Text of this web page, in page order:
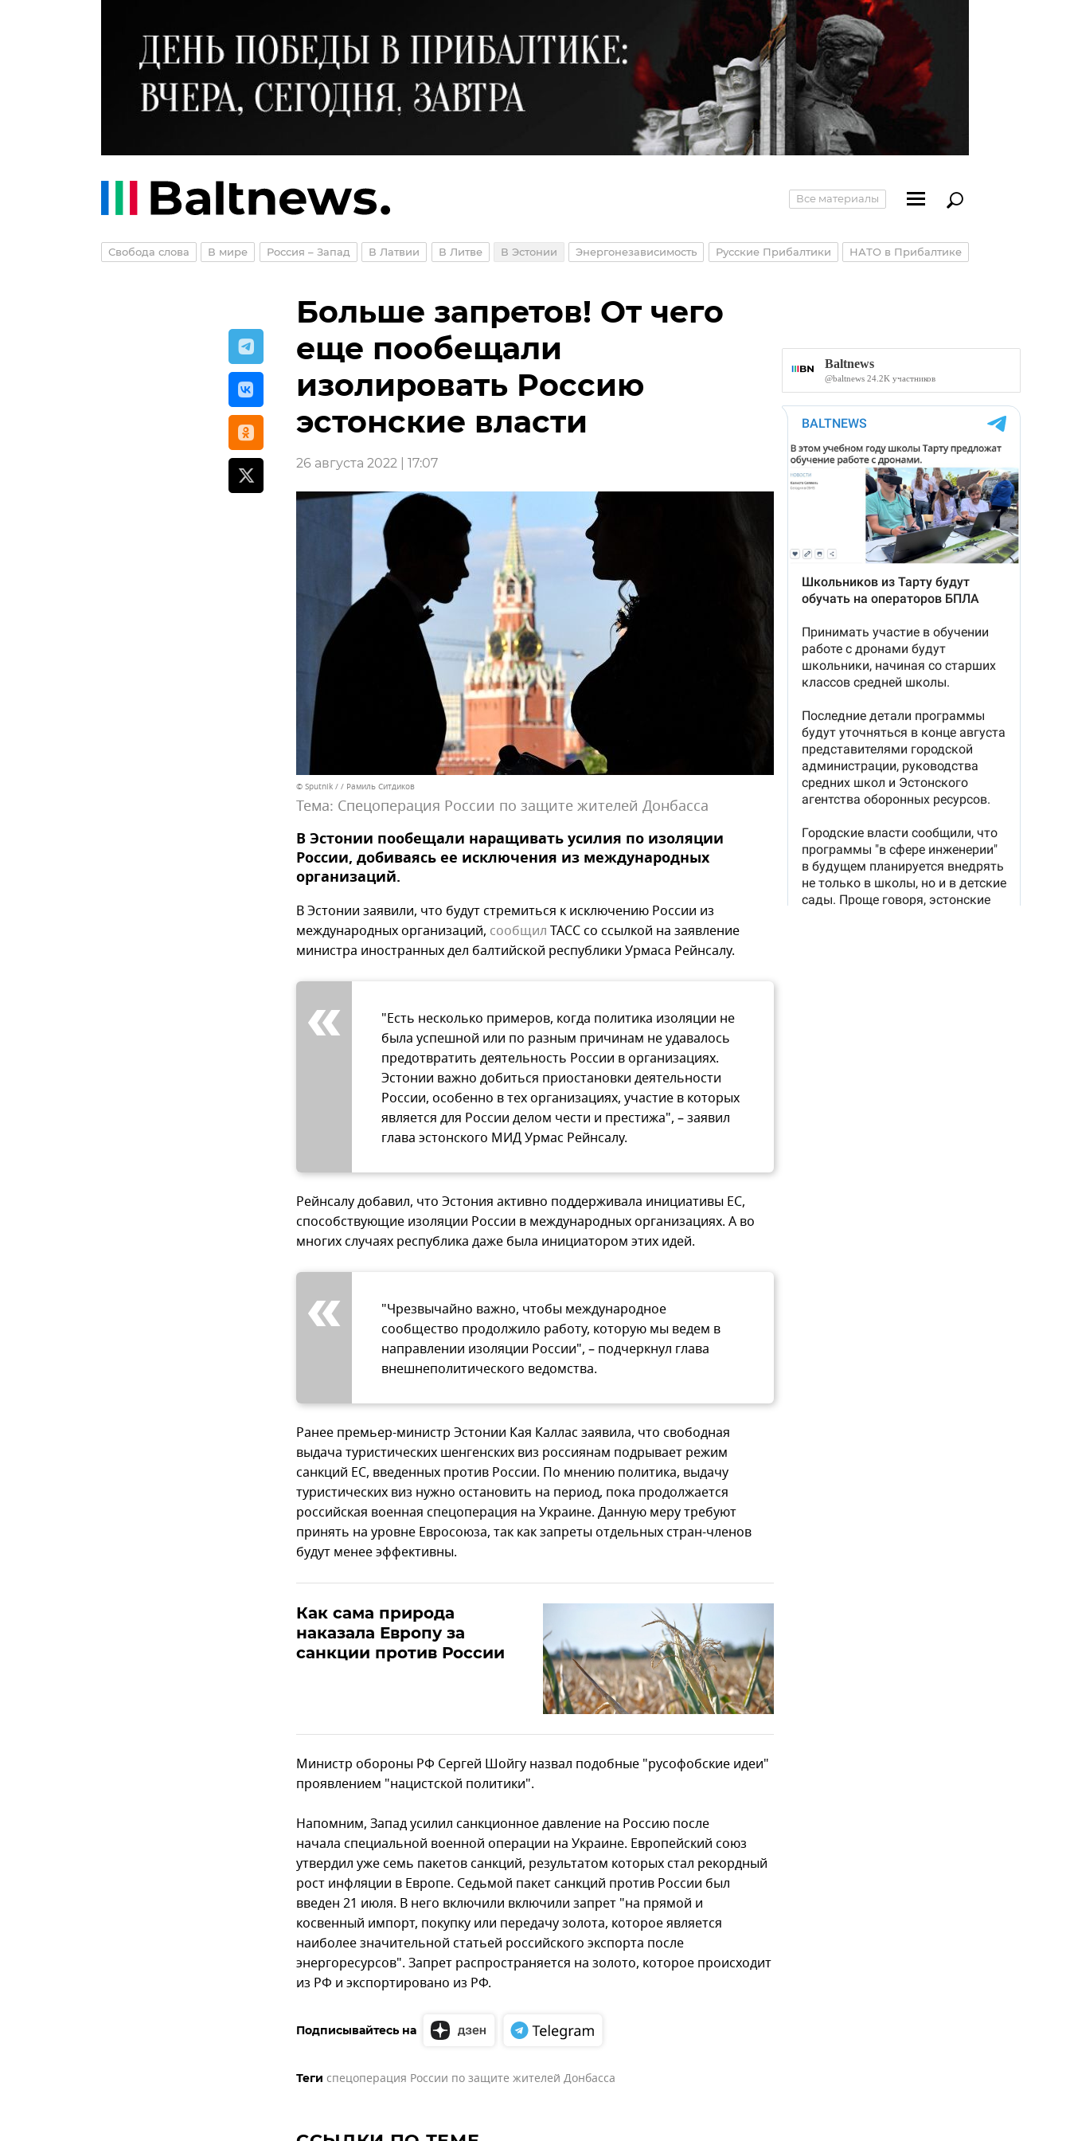
Все материалы
Свобода слова В мире Россия – Запад В Латвии В Литве В Эстонии Энергонезависимость Русские Прибалтики НАТО в Прибалтике
Больше запретов! От чего
еще пообещали
изолировать Россию
эстонские власти
26 августа 2022 | 17:07
© Sputnik / / Рамиль Ситдиков
Тема: Спецоперация России по защите жителей Донбасса
В Эстонии пообещали наращивать усилия по изоляции
России, добиваясь ее исключения из международных
организаций.
В Эстонии заявили, что будут стремиться к исключению России из
международных организаций, сообщил ТАСС со ссылкой на заявление
министра иностранных дел балтийской республики Урмаса Рейнсалу.
"Есть несколько примеров, когда политика изоляции не
была успешной или по разным причинам не удавалось
предотвратить деятельность России в организациях.
Эстонии важно добиться приостановки деятельности
России, особенно в тех организациях, участие в которых
является для России делом чести и престижа", – заявил
глава эстонского МИД Урмас Рейнсалу.
Рейнсалу добавил, что Эстония активно поддерживала инициативы ЕС,
способствующие изоляции России в международных организациях. А во
многих случаях республика даже была инициатором этих идей.
"Чрезвычайно важно, чтобы международное
сообщество продолжило работу, которую мы ведем в
направлении изоляции России", – подчеркнул глава
внешнеполитического ведомства.
Ранее премьер-министр Эстонии Кая Каллас заявила, что свободная
выдача туристических шенгенских виз россиянам подрывает режим
санкций ЕС, введенных против России. По мнению политика, выдачу
туристических виз нужно остановить на период, пока продолжается
российская военная спецоперация на Украине. Данную меру требуют
принять на уровне Евросоюза, так как запреты отдельных стран-членов
будут менее эффективны.
Как сама природа
наказала Европу за
санкции против России
Министр обороны РФ Сергей Шойгу назвал подобные "русофобские идеи"
проявлением "нацистской политики".
Напомним, Запад усилил санкционное давление на Россию после
начала специальной военной операции на Украине. Европейский союз
утвердил уже семь пакетов санкций, результатом которых стал рекордный
рост инфляции в Европе. Седьмой пакет санкций против России был
введен 21 июля. В него включили включили запрет "на прямой и
косвенный импорт, покупку или передачу золота, которое является
наиболее значительной статьей российского экспорта после
энергоресурсов". Запрет распространяется на золото, которое происходит
из РФ и экспортировано из РФ.
Подписывайтесь на
Теги спецоперация России по защите жителей Донбасса